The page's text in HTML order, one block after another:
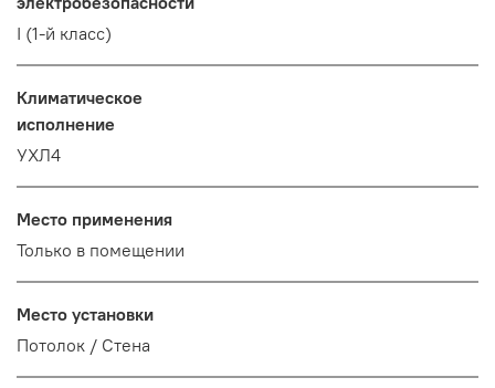
I (1-й класс)
Климатическое
исполнение
УХЛ4
Место применения
Только в помещении
Место установки
Потолок / Cтена